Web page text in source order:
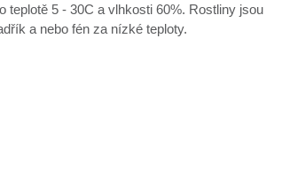
teplotě 5 - 30C a vlhkosti 60%. Rostliny jsou
a nebo fén za nízké teploty.